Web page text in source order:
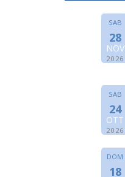
SAB
28
NOV
2026
SAB
24
OTT
2026
DOM
18